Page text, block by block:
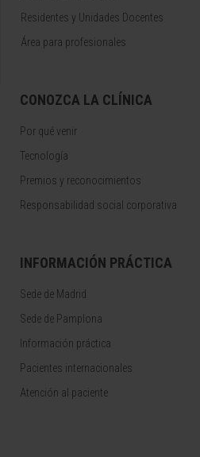
Residentes y Unidades Docentes
Área para profesionales
CONOZCA LA CLÍNICA
Por qué venir
Tecnología
Premios y reconocimientos
Responsabilidad social corporativa
INFORMACIÓN PRÁCTICA
Sede de Madrid
Sede de Pamplona
Información práctica
Pacientes internacionales
Atención al paciente